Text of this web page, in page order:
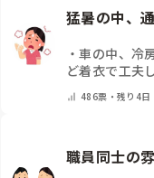
猛暑の中、
・車の中、冷
ど着衣で工夫
対策はしてい
486票・残り4日
職員同士の